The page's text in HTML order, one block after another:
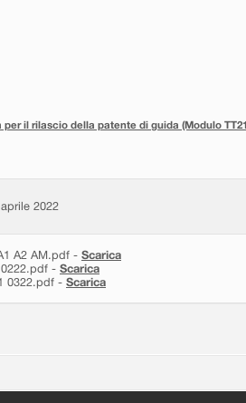
per il rilascio della patente di guida (Modulo
2022
A2 AM.pdf - Scarica
- Scarica
0322.pdf - Scarica